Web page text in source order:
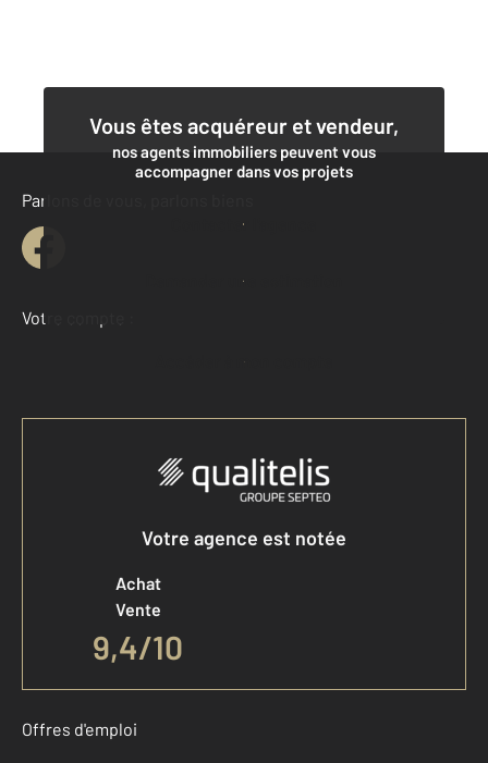
Vous êtes acquéreur et vendeur,
nos agents immobiliers peuvent vous
accompagner dans vos projets
Contacter l'agence
Demander une estimation
Parlons de vous, parlons biens
Votre compte :
Accéder à mon compte
Votre agence est notée
Achat
Vente
9,4/10
Offres d'emploi